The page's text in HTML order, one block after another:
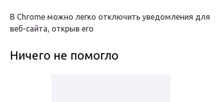
В Chrome можно легко отключить уведомления для
веб-сайта, открыв его
Ничего не помогло